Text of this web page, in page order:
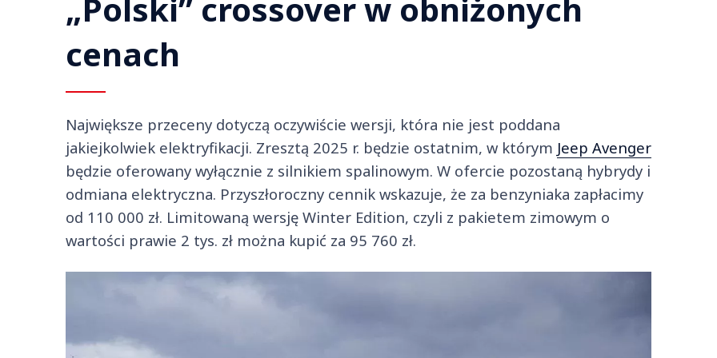
„Polski” crossover w obniżonych
cenach
Największe przeceny dotyczą oczywiście wersji, która nie jest poddana
jakiejkolwiek elektryfikacji. Zresztą 2025 r. będzie ostatnim, w którym Jeep Avenger
będzie oferowany wyłącznie z silnikiem spalinowym. W ofercie pozostaną hybrydy i
odmiana elektryczna. Przyszłoroczny cennik wskazuje, że za benzyniaka zapłacimy
od 110 000 zł. Limitowaną wersję Winter Edition, czyli z pakietem zimowym o
wartości prawie 2 tys. zł można kupić za 95 760 zł.